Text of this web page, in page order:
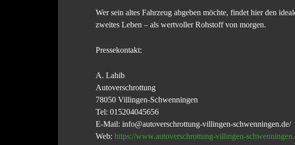
Wer sein altes Fahrzeug abgeben möchte, findet hier den
zweites Leben – als wertvoller Rohstoff von morgen.
Pressekontakt:
A. Lahib
Autoverschrottung
78050 Villingen-Schwenningen
Tel: 015204045656
E-Mail: info@autoverschrottung-villingen-schwenningen.de/
Web: https://www.autoverschrottung-villingen-